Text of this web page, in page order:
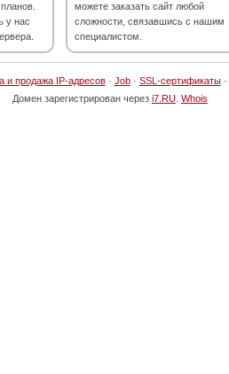
у нас
можете заказать сайт любой
сложности, связавшись с нашим
специалистом.
и продажа IP-адресов· Job· SSL-сертификаты·
Домен зарегистрирован через i7.RU Whois